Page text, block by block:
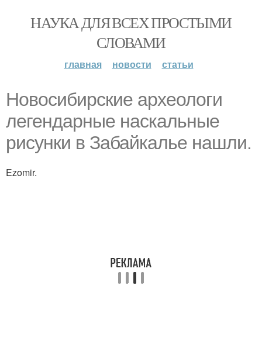
НАУКА ДЛЯ ВСЕХ ПРОСТЫМИ
СЛОВАМИ
главная новости статьи
Hовосибирские археологи
легендарные наскальные
рисунки в Забайкалье нашли.
Ezomir.